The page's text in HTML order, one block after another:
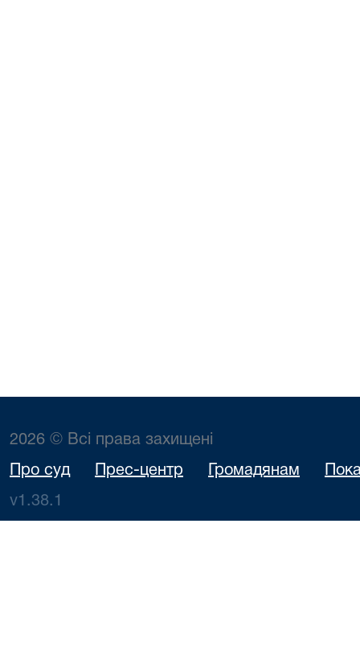
2026 © Всі права захищені
Про суд Прес-центр Громадянам
v1.38.1